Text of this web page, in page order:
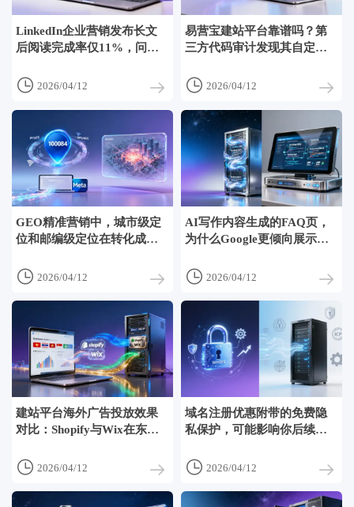
LinkedIn企业营销发布长文
后阅读完成率仅11%，问题
 2026/04/12
易营宝建站平台靠谱吗？第
三方代码审计发现其自定义
 2026/04/12
GEO精准营销中，城市级定
位和邮编级定位在转化成本
 2026/04/12
AI写作内容生成的FAQ页，
为什么Google更倾向展示竞
 2026/04/12
建站平台海外广告投放效果
对比：Shopify与Wix在东南
 2026/04/12
域名注册优惠附带的免费隐
私保护，可能影响你后续做
 2026/04/12